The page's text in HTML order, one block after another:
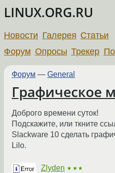
LINUX.ORG.RU
Новости Галерея Статьи
Форум Опросы Трекер
Форум — General
Графическое
Доброго времени суток!
Подскажите, или ткните
Slackware 10 сделать
Lilo.
Zlyden ★★★